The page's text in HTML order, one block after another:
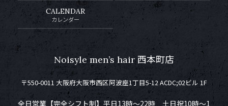
CALENDAR
カレンダー
Noisyle men’s hair 西本町店
〒550-0011 大阪府大阪市西区阿波座1丁目5-12 ACDC;02ビル 1F
全日営業【完全シフト制】平日13時〜22時 土日祝10時～1